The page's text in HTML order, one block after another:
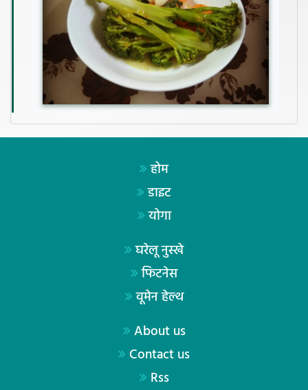
होम
डाइट
योगा
घरेलू नुस्खे
फिटनेस
वूमेन हेल्थ
About us
Contact us
Rss